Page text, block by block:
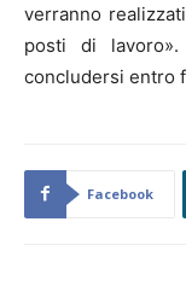
verranno
posti di
concludersi entro
Facebook